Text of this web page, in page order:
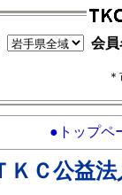
会
●トップペ
ＫＣ公益